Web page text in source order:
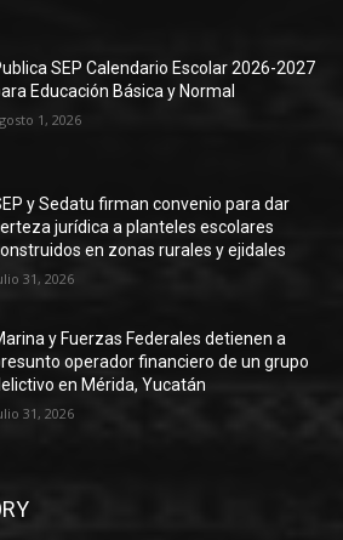
SEP Calendario Escolar 2026-2027
Educación Básica y Normal
1, 2026
y Sedatu firman convenio para dar
jurídica a planteles escolares
en zonas rurales y ejidales
31, 2026
y Fuerzas Federales detienen a
operador financiero de un grupo
en Mérida, Yucatán
31, 2026